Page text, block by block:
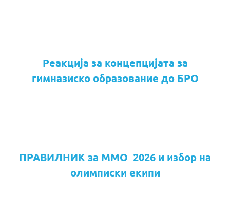
Реакција за концепцијата за
гимназиско образование до БРО
ПРАВИЛНИК за ММО 2026 и избор на
олимписки екипи